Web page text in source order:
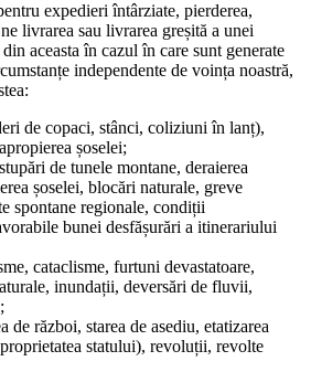
expedieri întârziate, pierderea,
livrarea sau livrarea greșită a unei
aceasta în cazul în care sunt generate
independente de voința noastră,
de copaci, stânci, coliziuni în lanț),
șoselei;
de tunele montane, deraierea
șoselei, blocări naturale, greve
spontane regionale, condiții
bunei desfășurări a itinerariului
cataclisme, furtuni devastatoare,
inundații, deversări de fluvii,
de război, starea de asediu, etatizarea
statului), revoluții, revolte